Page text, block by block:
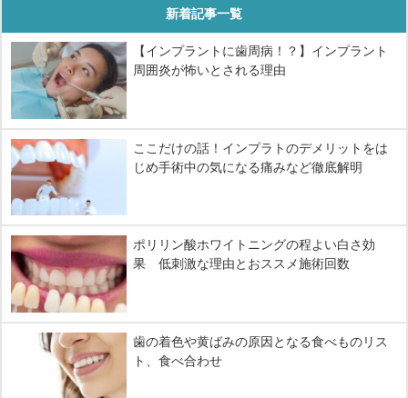
新着記事一覧
【インプラントに歯周病！？】インプラント
周囲炎が怖いとされる理由
ここだけの話！インプラトのデメリットをは
じめ手術中の気になる痛みなど徹底解明
ポリリン酸ホワイトニングの程よい白さ効
果 低刺激な理由とおススメ施術回数
歯の着色や黄ばみの原因となる食べものリス
ト、食べ合わせ